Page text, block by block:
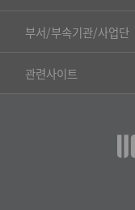
▷국어국문학부
▷일본어·일본학과
▷프랑스어·프랑스학과
부서/부속기관/사업단
공동기기센터
공학교육혁신센터
관련사이트
건강가정지원센터
교수협의회